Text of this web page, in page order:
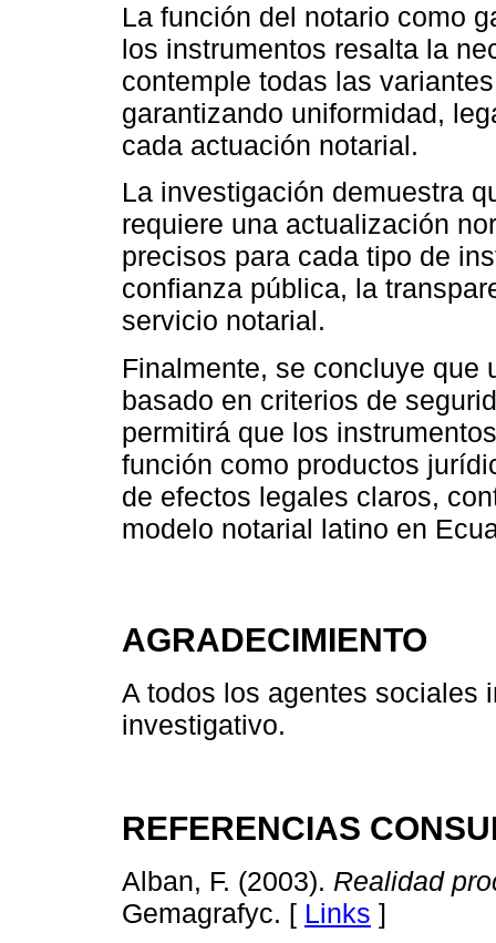
La función del notario como
los instrumentos resalta la
contemple todas las
garantizando uniformidad,
cada actuación notarial.
La investigación demuestra
requiere una actualización
precisos para cada tipo de
confianza pública, la
servicio notarial.
Finalmente, se concluye que
basado en criterios de
permitirá que los
función como productos
de efectos legales claros,
modelo notarial latino en
AGRADECIMIENTO
A todos los agentes sociales
investigativo.
REFERENCIAS
Alban, F. (2003). Realidad
Gemagrafyc. [ Links ]